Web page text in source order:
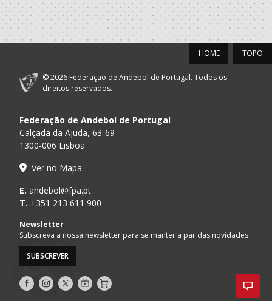
Porto A
Praia
AFC Beach
Handball /
Ribadouro - AP
Seniores F - And. Praia
Porto A
Vegetas BHC -
A.A. Porto
ACADÉMICO
FUTEBOL CLUBE
Of.Mesa Clube Formação
ACADÉMICO
A.A. Porto
FUTEBOL CLUBE
Praia
2021/22
Porto A
Praia
Vegetas BHC -
Sublima
TOPO
HOME
© 2026 Federação de Andebol de Portugal. Todos os
direitos reservados.
Federação de Andebol de Portugal
Calçada da Ajuda, 63-69
1300-006 Lisboa
Ver no Mapa
E. andebol@fpa.pt
T. +351 213 611 900
Newsletter
Subscreva a nossa newsletter para se manter a par das novidades
SUBSCREVER
Siga-
nos
Siga-
nos
Siga-
nos
AndebolTV
Loja